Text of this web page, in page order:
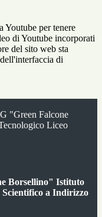
Youtube per tenere
di Youtube incorporati
del sito web sta
di
"Green Falcone
Liceo
Borsellino" Istituto
Scientifico a Indirizzo